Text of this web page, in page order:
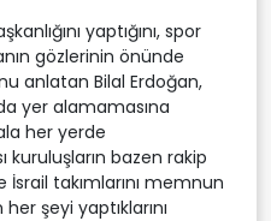
yaptığını, spor
gözlerinin önünde
anlatan Bilal Erdoğan,
yer alamamasına
her yerde
kuruluşların bazen rakip
İsrail takımlarını memnun
şeyi yaptıklarını